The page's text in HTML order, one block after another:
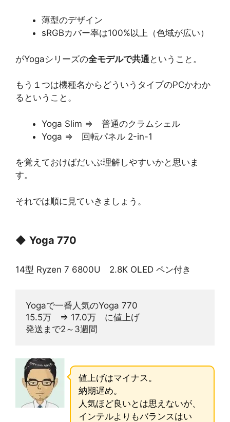
薄型のデザイン
sRGBカバー率は100%以上（色域が広い）
がYogaシリーズの全モデルで共通 ということ。
もう１つは機種名からどういうタイプのPCかわか
るということ。
Yoga Slim ⇒ 普通のクラムシェル
Yoga ⇒ 回転パネル 2-in-1
を覚えておけばだいぶ理解しやすいかと思いま
す。
それでは順に見ていきましょう。
◆ Yoga 770
14型 Ryzen 7 6800U 2.8K OLED ペン付き
Yogaで一番人気のYoga 770
15.5万　⇒ 17.0万　に値上げ
発送まで2～3週間
値上げはマイナス。
納期遅め。
人気ほど良いとは思えないが、
インテルよりもバランスはい